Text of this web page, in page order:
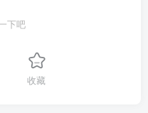
下吧
收藏